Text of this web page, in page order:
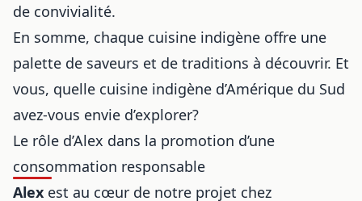
de convivialité.
En somme, chaque cuisine indigène offre une
palette de saveurs et de traditions à découvrir. Et
vous, quelle cuisine indigène d’Amérique du Sud
avez-vous envie d’explorer?
Le rôle d’Alex dans la promotion d’une
consommation responsable
Alex est au cœur de notre projet chez